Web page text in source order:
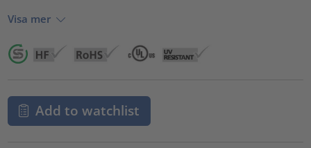
Visa mer
Add to watchlist